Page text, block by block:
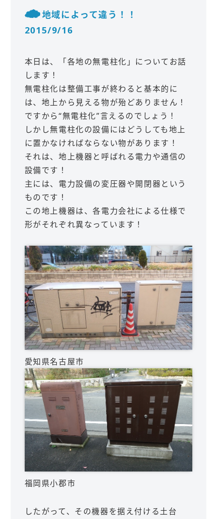
地域によって違う！！
2015/9/16
本日は、「各地の無電柱化」についてお話
します！
無電柱化は整備工事が終わると基本的に
は、地上から見える物が殆どありません！
ですから“無電柱化”言えるのでしょう！
しかし無電柱化の設備にはどうしても地上
に置かなければならない物があります！
それは、地上機器と呼ばれる電力や通信の
設備です！
主には、電力設備の変圧器や開閉器という
ものです！
この地上機器は、各電力会社による仕様で
形がそれぞれ異なっています！
愛知県名古屋市
福岡県小郡市
したがって、その機器を据え付ける土台